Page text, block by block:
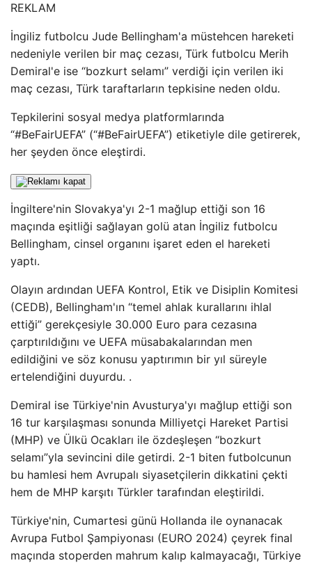
REKLAM
İngiliz futbolcu Jude Bellingham'a müstehcen hareketi
nedeniyle verilen bir maç cezası, Türk futbolcu Merih
Demiral'e ise “bozkurt selamı” verdiği için verilen iki
maç cezası, Türk taraftarların tepkisine neden oldu.
Tepkilerini sosyal medya platformlarında
“#BeFairUEFA” (“#BeFairUEFA”) etiketiyle dile getirerek,
her şeyden önce eleştirdi.
İngiltere'nin Slovakya'yı 2-1 mağlup ettiği son 16
maçında eşitliği sağlayan golü atan İngiliz futbolcu
Bellingham, cinsel organını işaret eden el hareketi
yaptı.
Olayın ardından UEFA Kontrol, Etik ve Disiplin Komitesi
(CEDB), Bellingham'ın “temel ahlak kurallarını ihlal
ettiği” gerekçesiyle 30.000 Euro para cezasına
çarptırıldığını ve UEFA müsabakalarından men
edildiğini ve söz konusu yaptırımın bir yıl süreyle
ertelendiğini duyurdu. .
Demiral ise Türkiye'nin Avusturya'yı mağlup ettiği son
16 tur karşılaşması sonunda Milliyetçi Hareket Partisi
(MHP) ve Ülkü Ocakları ile özdeşleşen “bozkurt
selamı”yla sevincini dile getirdi. 2-1 biten futbolcunun
bu hamlesi hem Avrupalı ​​siyasetçilerin dikkatini çekti
hem de MHP karşıtı Türkler tarafından eleştirildi.
Türkiye'nin, Cumartesi günü Hollanda ile oynanacak
Avrupa Futbol Şampiyonası (EURO 2024) çeyrek final
maçında stoperden mahrum kalıp kalmayacağı, Türkiye